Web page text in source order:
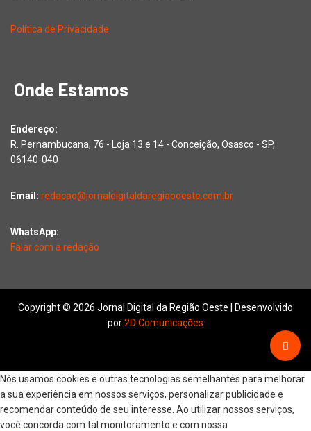
Política de Privacidade
Onde Estamos
Endereço:
R. Pernambucana, 76 - Loja 13 e 14 - Conceição, Osasco - SP,
06140-040
Email: redacao@jornaldigitaldaregiaooeste.com.br
WhatsApp:
Falar com a redação
Copyright © 2026 Jornal Digital da Região Oeste | Desenvolvido
por2D Comunicações
Nós usamos cookies e outras tecnologias semelhantes para melhorar
a sua experiência em nossos serviços, personalizar publicidade e
recomendar conteúdo de seu interesse. Ao utilizar nossos serviços,
você concorda com tal monitoramento e com nossa